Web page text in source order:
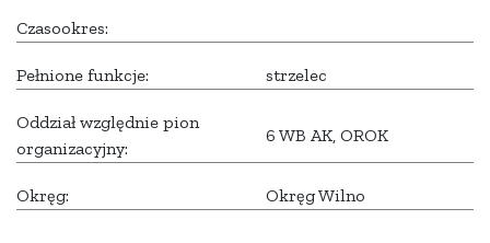
Czasookres:
Pełnione funkcje: strzelec
Oddział względnie pion
organizacyjny:
6 WB AK, OROK
Okręg: Okręg Wilno